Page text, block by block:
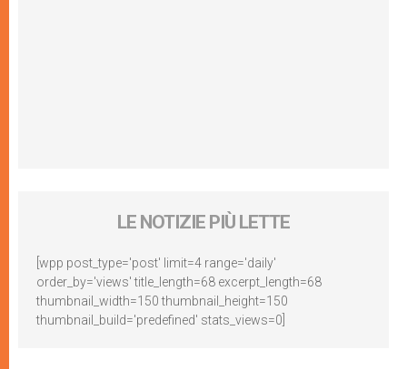
LE NOTIZIE PIÙ LETTE
[wpp post_type='post' limit=4 range='daily'
order_by='views' title_length=68 excerpt_length=68
thumbnail_width=150 thumbnail_height=150
thumbnail_build='predefined' stats_views=0]